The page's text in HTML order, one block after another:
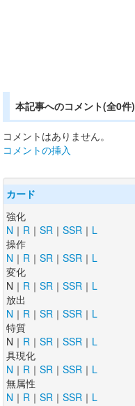
本記事へのコメント(全0件)
コメントはありません。
コメントの挿入
カード
強化
N ｜ R ｜ SR ｜ SSR ｜ L
操作
N ｜ R ｜ SR ｜ SSR ｜ L
変化
N｜ R ｜ SR ｜ SSR ｜ L
放出
N ｜ R ｜ SR ｜ SSR ｜ L
特質
N｜ R ｜ SR ｜ SSR ｜ L
具現化
N ｜ R ｜ SR ｜ SSR ｜ L
無属性
N ｜ R ｜ SR ｜ SSR ｜ L